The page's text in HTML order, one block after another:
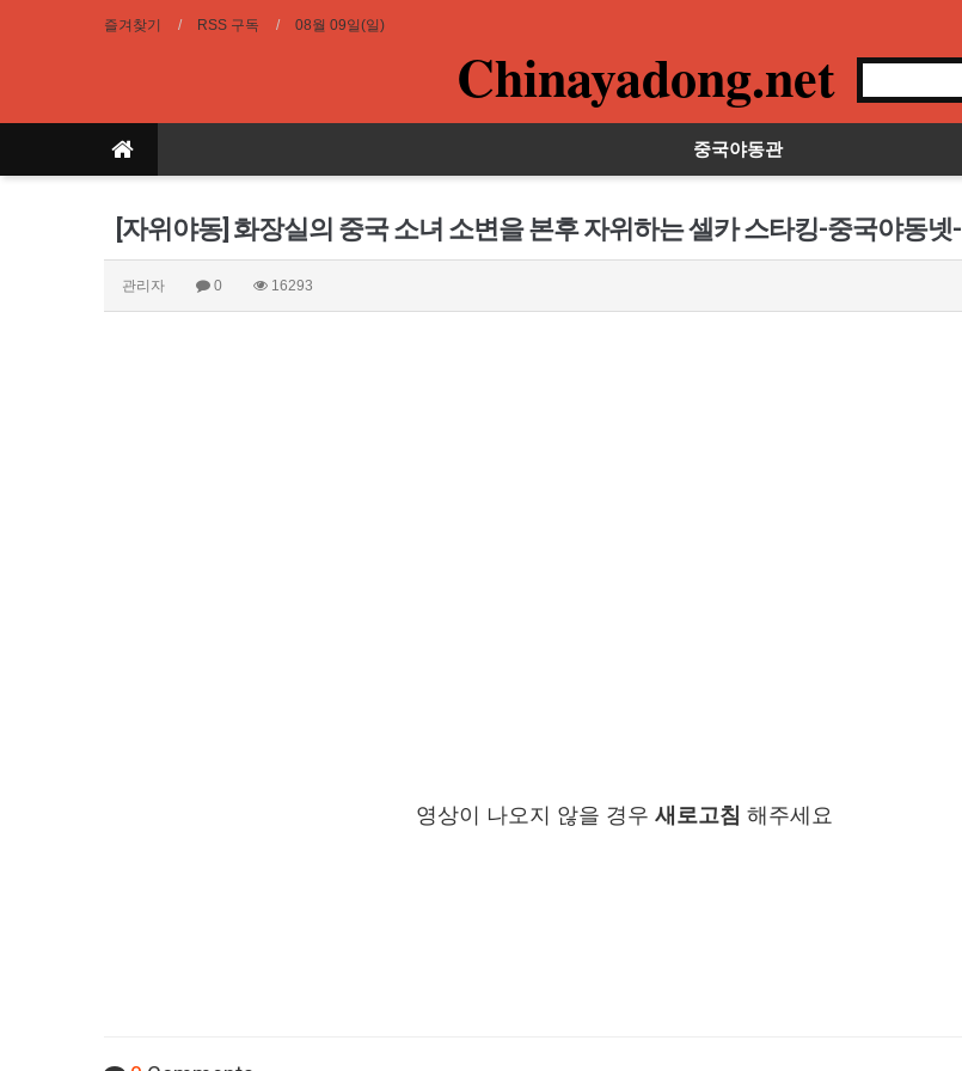
즐겨찾기 RSS 구독 08월 09일(일)
Chinayadong.net
중국야동관
[자위야동] 화장실의 중국 소녀 소변을 본후 자위하는 셀카 스타킹-중국야동넷-
관리자 0 16293
영상이 나오지 않을 경우 새로고침 해주세요